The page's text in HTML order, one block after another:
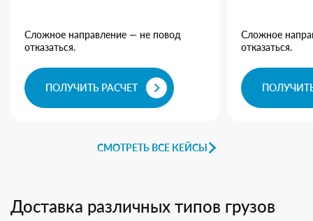
СМОТРЕТЬ ВСЕ КЕЙСЫ
Сложное направление — не повод
отказаться.
ПОЛУЧИТЬ РАСЧЕТ
Сложное
отказаться.
Доставка различных типов грузов